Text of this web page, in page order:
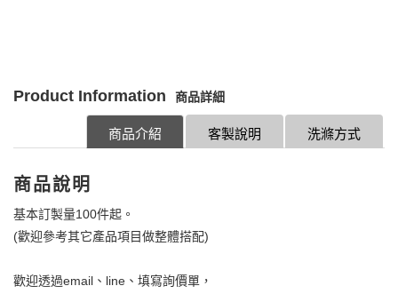
Product Information 商品詳細
洗滌方式
客製說明
商品介紹
商品說明
基本訂製量100件起。
(歡迎參考其它產品項目做整體搭配)
歡迎透過email、line、填寫詢價單，